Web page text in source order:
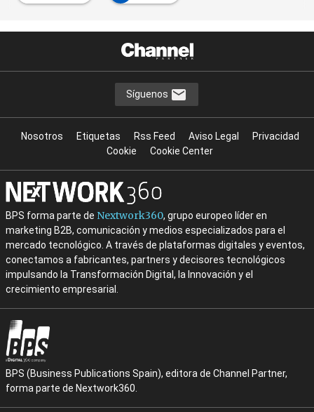
Síguenos
Nosotros Etiquetas Rss Feed Aviso Legal
Privacidad
Cookie
Cookie Center
BPS forma parte de Nextwork360, grupo europeo líder en
marketing B2B, comunicación y medios especializados para el
mercado tecnológico. A través de plataformas digitales y eventos,
conectamos a fabricantes, partners y decisores tecnológicos
impulsando la Transformación Digital, la Innovación y el
crecimiento empresarial.
BPS (Business Publications Spain), editora de Channel Partner,
forma parte de Nextwork360.